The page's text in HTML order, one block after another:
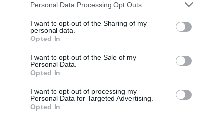
Personal Data Processing Opt Outs
I want to opt-out of the Sharing of my
personal data.
Opted In
I want to opt-out of the Sale of my
Personal Data.
Opted In
I want to opt-out of processing my
Personal Data for Targeted Advertising.
Opted In